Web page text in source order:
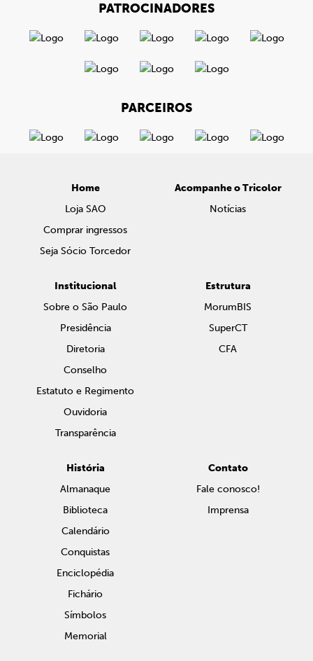
PATROCINADORES
PARCEIROS
Home
Loja SAO
Comprar ingressos
Seja Sócio Torcedor
Acompanhe o Tricolor
Notícias
Institucional
Sobre o São Paulo
Presidência
Diretoria
Conselho
Estatuto e Regimento
Ouvidoria
Transparência
Estrutura
MorumBIS
SuperCT
CFA
História
Almanaque
Biblioteca
Calendário
Conquistas
Enciclopédia
Fichário
Símbolos
Memorial
Contato
Fale conosco!
Imprensa